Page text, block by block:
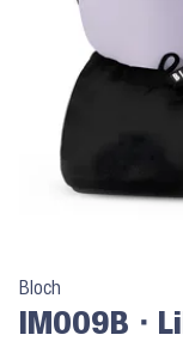
Bloch
IM009B ⬝